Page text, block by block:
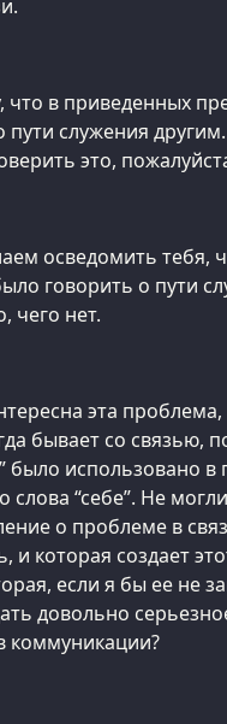
что в приведенных
служения
это,
осведомить тебя,
говорить о пути
чего нет.
эта проблема,
бывает со связью,
было использовано в
слова “себе”. Не
о проблеме в
и которая создает
если я бы ее не
довольно
коммуникации?